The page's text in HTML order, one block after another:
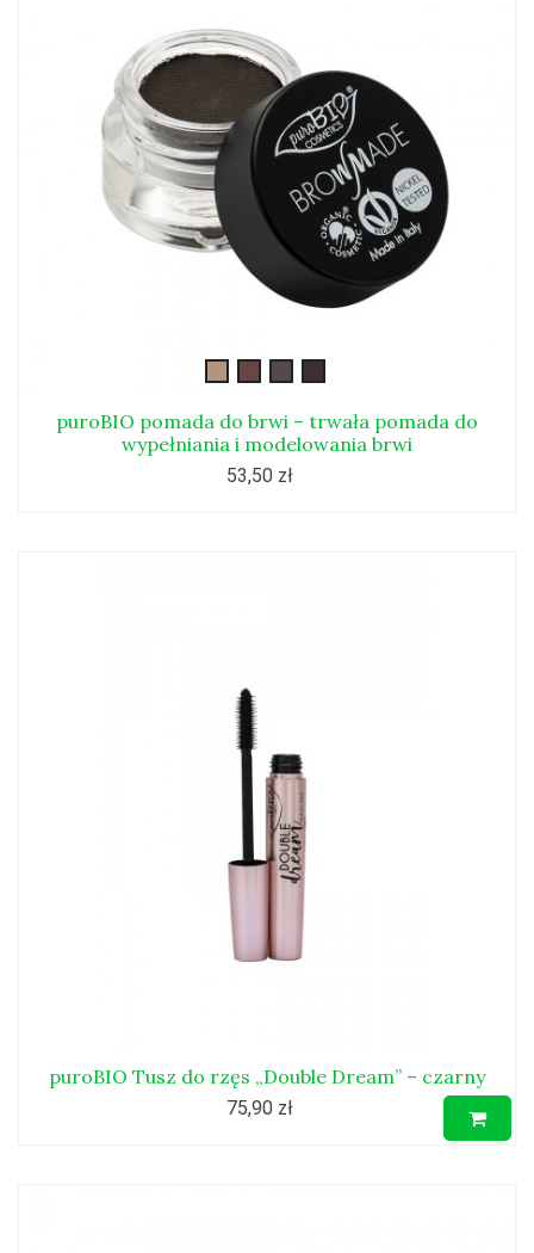
grey3
puroBIO pomada do brwi – trwała pomada do
wypełniania i modelowania brwi
53,50 zł
puroBIO Tusz do rzęs „Double Dream” – czarny
75,90 zł